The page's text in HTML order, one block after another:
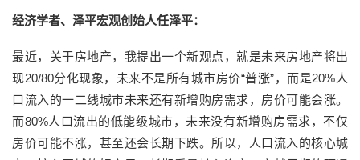
经济学者、泽平宏观创始人任泽平：
最近，关于房地产，我提出一个新观点，就是未来房地产将出
现20/80分化现象，未来不是所有城市房价“普涨”，而是20%人
口流入的一二线城市未来还有新增购房需求，房价可能会涨。
而80%人口流出的低能级城市，未来没有新增购房需求，不仅
房价可能不涨，甚至还会长期下跌。所以，人口流入的核心城